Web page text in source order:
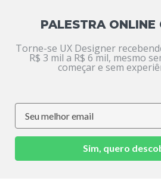
PALESTRA ONLINE
Torne-se UX Designer
R$ 3 mil a R$ 6 mil, mesmo
começar e sem
Sim, quero